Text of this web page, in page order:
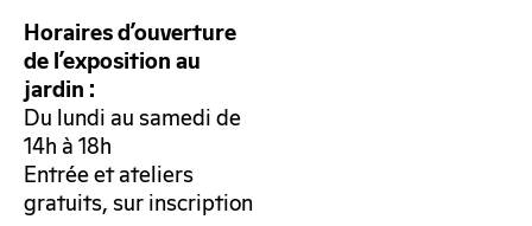
Horaires d’ouverture
de l’exposition au
jardin :
Du lundi au samedi de
14h à 18h
Entrée et ateliers
gratuits, sur inscription